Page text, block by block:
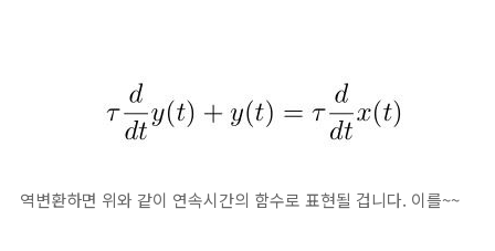
역변환하면 위와 같이 연속시간의 함수로 표현될 겁니다. 이를~~